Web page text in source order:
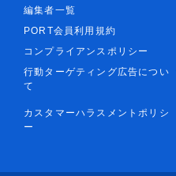
編集者一覧
PORT会員利用規約
コンプライアンスポリシー
行動ターゲティング広告につい
て
カスタマーハラスメントポリシ
ー